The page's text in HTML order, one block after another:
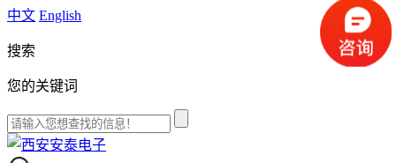
中文 English
搜索
您的关键词